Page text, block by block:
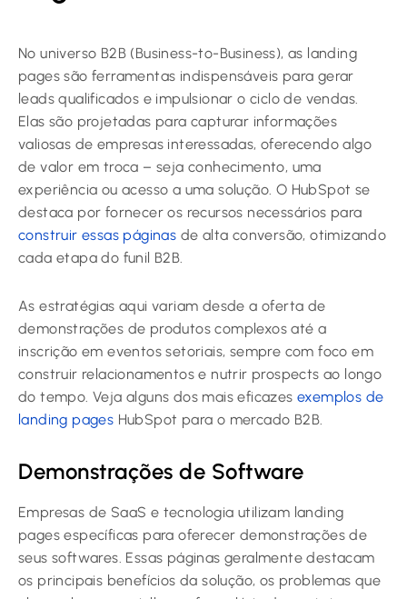
No universo B2B (Business-to-Business), as landing
pages são ferramentas indispensáveis para gerar
leads qualificados e impulsionar o ciclo de vendas.
Elas são projetadas para capturar informações
valiosas de empresas interessadas, oferecendo algo
de valor em troca – seja conhecimento, uma
experiência ou acesso a uma solução. O HubSpot se
destaca por fornecer os recursos necessários para
construir essas páginas de alta conversão, otimizando
cada etapa do funil B2B.
As estratégias aqui variam desde a oferta de
demonstrações de produtos complexos até a
inscrição em eventos setoriais, sempre com foco em
construir relacionamentos e nutrir prospects ao longo
do tempo. Veja alguns dos mais eficazes exemplos de
landing pages HubSpot para o mercado B2B.
Demonstrações de Software
Empresas de SaaS e tecnologia utilizam landing
pages específicas para oferecer demonstrações de
seus softwares. Essas páginas geralmente destacam
os principais benefícios da solução, os problemas que